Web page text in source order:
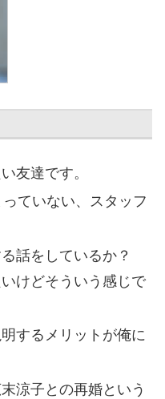
友達です。
ていない、スタッフ
話をしているか？
けどそういう感じで
するメリットが俺に
涼子との再婚という